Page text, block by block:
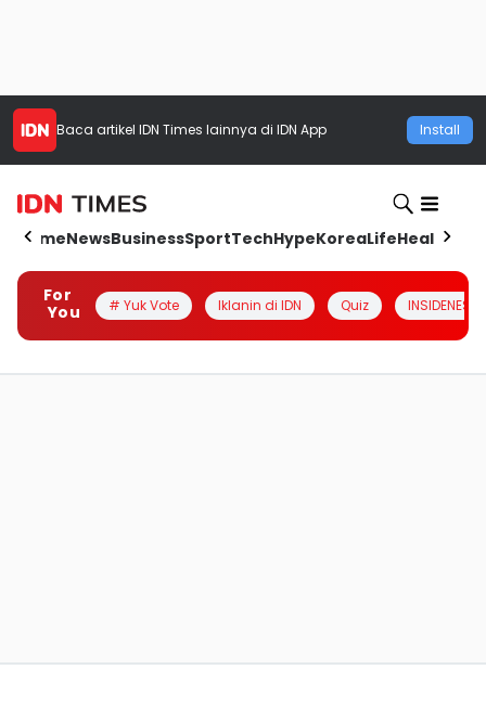
Baca artikel IDN Times lainnya di IDN App Install
HomeNewsBusinessSportTechHypeKoreaLifeHealth
For
You
# Yuk Vote Iklanin di IDN Quiz INSIDENESIA